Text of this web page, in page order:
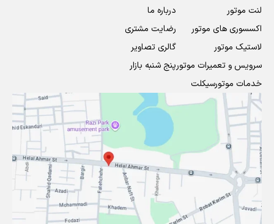
لنت موتور
اکسسوری های موتور
لاستیک موتور
سرویس و تعمیرات موتور
خدمات موتورسیکلت
درباره ما
رضایت مشتری
گالری تصاویر
پنج شنبه بازار